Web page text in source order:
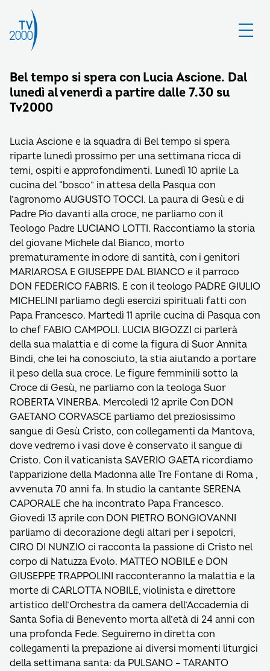
Bel tempo si spera con Lucia Ascione. Dal
lunedì al venerdì a partire dalle 7.30 su
Tv2000
Lucia Ascione e la squadra di Bel tempo si spera
riparte lunedì prossimo per una settimana ricca di
temi, ospiti e approfondimenti. Lunedì 10 aprile La
cucina del “bosco” in attesa della Pasqua con
l’agronomo AUGUSTO TOCCI. La paura di Gesù e di
Padre Pio davanti alla croce, ne parliamo con il
Teologo Padre LUCIANO LOTTI. Raccontiamo la storia
del giovane Michele dal Bianco, morto
prematuramente in odore di santità, con i genitori
MARIAROSA E GIUSEPPE DAL BIANCO e il parroco
DON FEDERICO FABRIS. E con il teologo PADRE GIULIO
MICHELINI parliamo degli esercizi spirituali fatti con
Papa Francesco. Martedì 11 aprile cucina di Pasqua con
lo chef FABIO CAMPOLI. LUCIA BIGOZZI ci parlerà
della sua malattia e di come la figura di Suor Annita
Bindi, che lei ha conosciuto, la stia aiutando a portare
il peso della sua croce. Le figure femminili sotto la
Croce di Gesù, ne parliamo con la teologa Suor
ROBERTA VINERBA. Mercoledì 12 aprile Con DON
GAETANO CORVASCE parliamo del preziosissimo
sangue di Gesù Cristo, con collegamenti da Mantova,
dove vedremo i vasi dove è conservato il sangue di
Cristo. Con il vaticanista SAVERIO GAETA ricordiamo
l’apparizione della Madonna alle Tre Fontane di Roma ,
avvenuta 70 anni fa. In studio la cantante SERENA
CAPORALE che ha incontrato Papa Francesco.
Giovedì 13 aprile con DON PIETRO BONGIOVANNI
parliamo di decorazione degli altari per i sepolcri,
CIRO DI NUNZIO ci racconta la passione di Cristo nel
corpo di Natuzza Evolo. MATTEO NOBILE e DON
GIUSEPPE TRAPPOLINI racconteranno la malattia e la
morte di CARLOTTA NOBILE, violinista e direttore
artistico dell’Orchestra da camera dell’Accademia di
Santa Sofia di Benevento morta all’età di 24 anni con
una profonda Fede. Seguiremo in diretta con
collegamenti la prepazione ai diversi momenti liturgici
della settimana santa: da PULSANO – TARANTO